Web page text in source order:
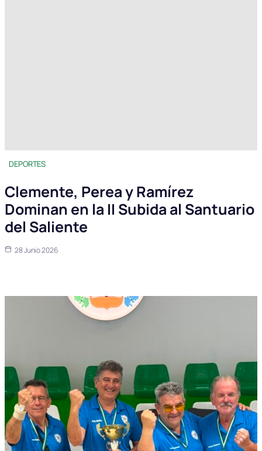
DEPORTES
Clemente, Perea y Ramírez
Dominan en la II Subida al Santuario
del Saliente
28 Junio 2026